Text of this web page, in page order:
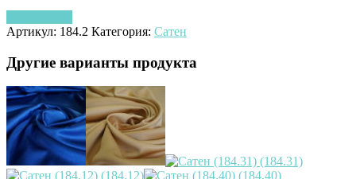
Артикул: 184.2 Категория: Сатен
Другие варианты продукта